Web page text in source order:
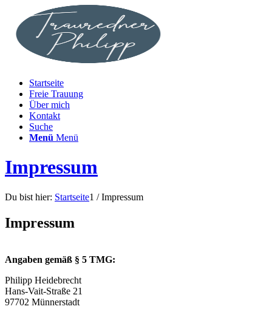
Startseite
Freie Trauung
Über mich
Kontakt
Suche
Menü Menü
Impressum
Du bist hier: Startseite1 / Impressum
Impressum
Angaben gemäß § 5 TMG:
Philipp Heidebrecht
Hans-Vait-Straße 21
97702 Münnerstadt